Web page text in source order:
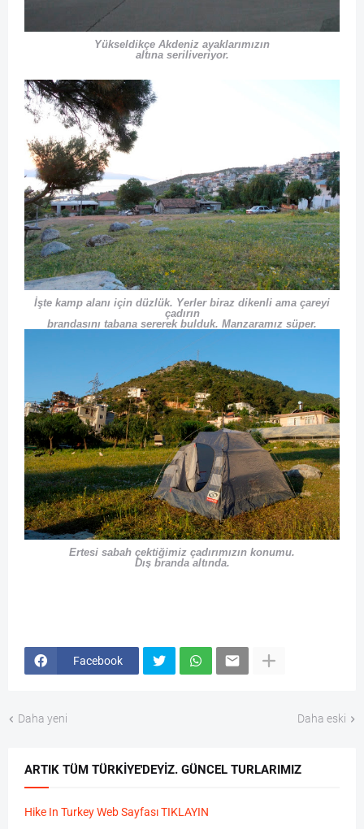
Yükseldikçe Akdeniz ayaklarımızın
altına seriliveriyor.
İşte kamp alanı için düzlük. Yerler biraz dikenli ama çareyi
çadırın
brandasını tabana sererek bulduk. Manzaramız süper.
Ertesi sabah çektiğimiz çadırımızın konumu.
Dış branda altında.
Facebook
Daha yeni Daha eski
ARTIK TÜM TÜRKIYE'DEYIZ. GÜNCEL TURLARIMIZ
Hike In Turkey Web Sayfası TIKLAYIN